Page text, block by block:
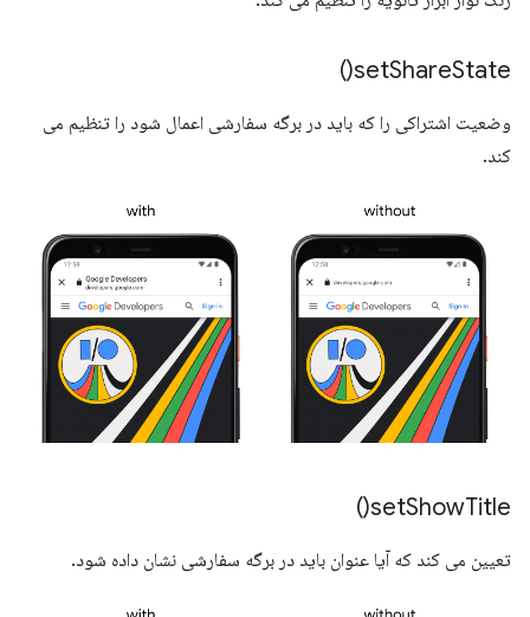
setShareState(
)
وضعیت اشتراکی را که باید در برگه سفارشی اعمال شود را تنظیم می
کند.
setShowTitle(
)
تعیین می کند که آیا عنوان باید در برگه سفارشی نشان داده شود.